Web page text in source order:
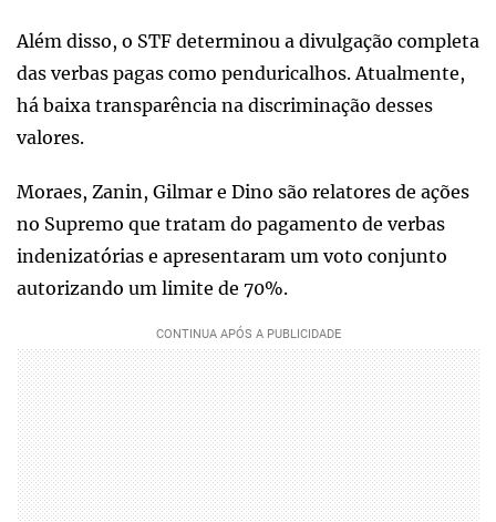
Além disso, o STF determinou a divulgação completa
das verbas pagas como penduricalhos. Atualmente,
há baixa transparência na discriminação desses
valores.
Moraes, Zanin, Gilmar e Dino são relatores de ações
no Supremo que tratam do pagamento de verbas
indenizatórias e apresentaram um voto conjunto
autorizando um limite de 70%.